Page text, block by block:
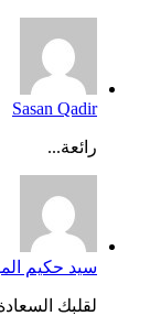
Sasan Qadir
رائعة...
سيد حكيم
لقلبك